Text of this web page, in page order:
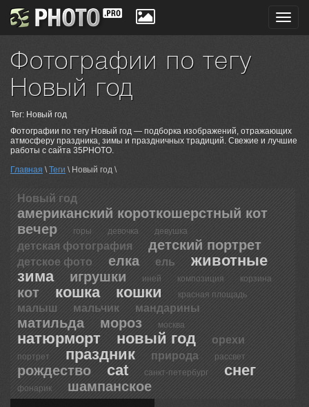
Фотографии по тегу
Новый год
Тег: Новый год
Фотографии по тегу Новый год — подборка изображений, отражающих
атмосферу праздника, зимы и праздничных традиций. Свежие и лучшие
работы с сайта 35PHOTO.
Главная \Теги \ Новый год \
Новый год
американский короткошерстный кот
вечер
горы девочка девушка
детская фотография детский портрет
детское фото елка ель
животные
зима
игрушки иней композиция корзина
кот кошка кошки красная площадь
малыш мальчик мандарины
матильда мороз москва
натюрморт новый год орехи
портрет праздник природа рассвет
рождество сat санкт-петербург снег
фонарик шампанское